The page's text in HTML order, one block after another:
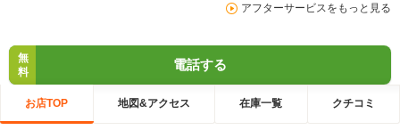
アフターサービスをもっと見る
無
料
電話する
お店TOP 地図&アクセス 在庫一覧 クチコミ